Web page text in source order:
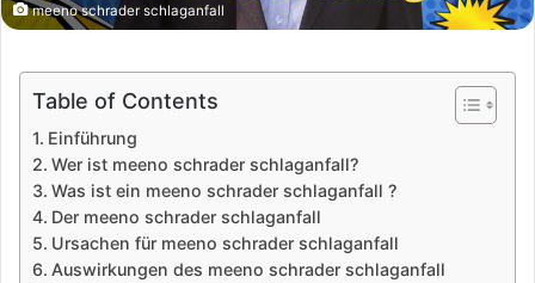
meeno schrader schlaganfall
Table of Contents
Einführung
Wer ist meeno schrader schlaganfall?
Was ist ein meeno schrader schlaganfall ?
Der meeno schrader schlaganfall
Ursachen für meeno schrader schlaganfall
Auswirkungen des meeno schrader schlaganfall